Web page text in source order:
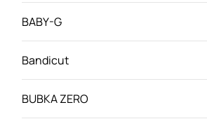
BABY-G
Bandicut
BUBKA ZERO